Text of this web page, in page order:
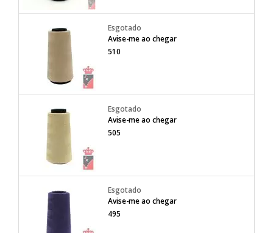
Avise-me ao chegar
510
Avise-me ao chegar
505
Avise-me ao chegar
495